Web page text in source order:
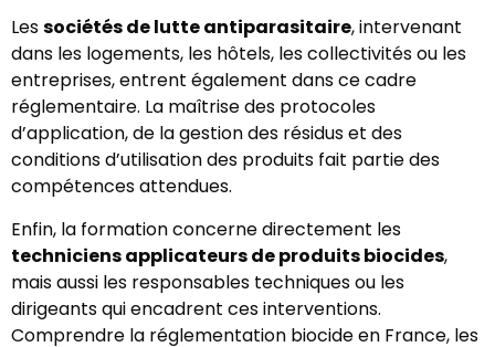
Lessociétés de lutte antiparasitaire, intervenant
dans les logements, les hôtels, les collectivités ou les
entreprises, entrent également dans ce cadre
réglementaire. La maîtrise des protocoles
d’application, de la gestion des résidus et des
conditions d’utilisation des produits fait partie des
compétences attendues.
Enfin, la formation concerne directement les
techniciens applicateurs de produits biocides,
mais aussi les responsables techniques ou les
dirigeants qui encadrent ces interventions.
Comprendre la réglementation biocide en France, les